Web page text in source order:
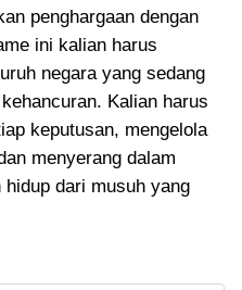
penghargaan dengan
ini kalian harus
negara yang sedang
Kalian harus
keputusan, mengelola
menyerang dalam
dari musuh yang